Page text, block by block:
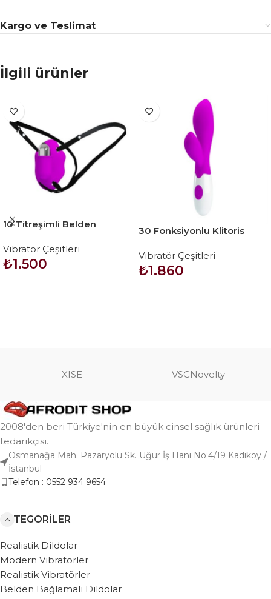
Kargo ve Teslimat
İlgili ürünler
10 Titreşimli Belden
Vajinal Vibratör
Vibratör Çeşitleri
₺1.500
30 Fonksiyonlu Klitoris
– Newman
Vibratör Çeşitleri
₺1.860
XISE VSCNovelty
2008'den beri Türkiye'nin en büyük cinsel sağlık ürünleri
tedarikçisi.
Osmanağa Mah. Pazaryolu Sk. Uğur İş Hanı No:4/19 Kadıköy /
İstanbul
Telefon : 0552 934 9654
KATEGORILER
Realistik Dildolar
Modern Vibratörler
Realistik Vibratörler
Belden Bağlamalı Dildolar